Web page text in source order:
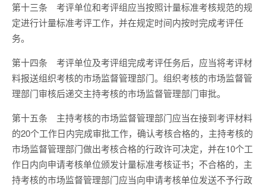
第十三条 考评单位和考评组应当按照计量标准考核规范的规
定进行计量标准考评工作，并在规定时间内按时完成考评任
务。
第十四条 考评单位及考评组完成考评任务后，应当将考评材
料报送组织考核的市场监督管理部门。组织考核的市场监督管
理部门审核后递交主持考核的市场监督管理部门审批。
第十五条 主持考核的市场监督管理部门应当在接到考评材料
的20个工作日内完成审批工作，确认考核合格的，主持考核的
市场监督管理部门做出考核合格的行政许可决定，并在10个工
作日内向申请考核单位颁发计量标准考核证书；不合格的，主
持考核的市场监督管理部门应当向申请考核单位发送不予行政